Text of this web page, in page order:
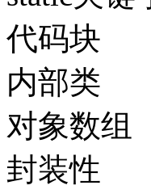
代码块
内部类
对象数组
封装性